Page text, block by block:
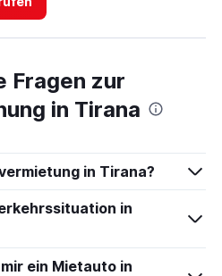
Fragen zur
in Tirana
in Tirana?
in
ein Mietauto in